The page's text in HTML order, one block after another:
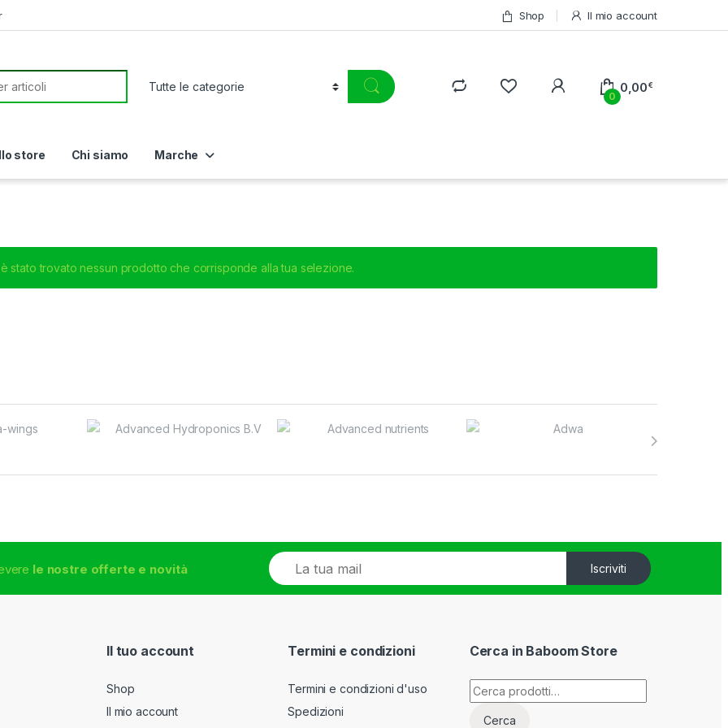
Shop Il mio account
0
0,00€
store Chi siamo Marche
stato trovato nessun prodotto che corrisponde alla tua selezione.
le nostre offerte e novità
E
m
a
Iscriviti
Il tuo account
Shop
Il mio account
Termini e condizioni
Termini e condizioni d'uso
Spedizioni
Cerca in Baboom Store
Cerca:
Cerca